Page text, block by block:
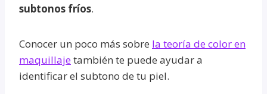
subtonos fríos.
Conocer un poco más sobre la teoría de color en
maquillajetambién te puede ayudar a
identificar el subtono de tu piel.